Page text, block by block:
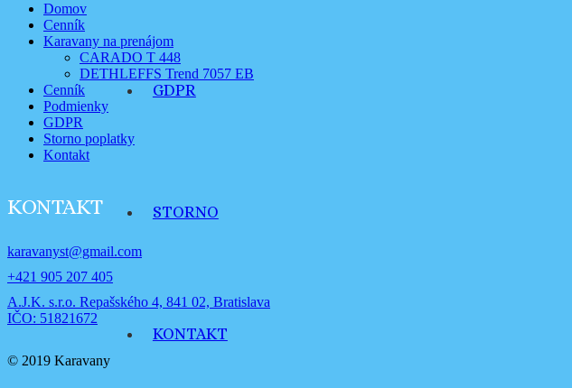
GDPR
STORNO
KONTAKT
Domov
Cenník
Karavany na prenájom
CARADO T 448
DETHLEFFS Trend 7057 EB
Cenník
Podmienky
GDPR
Storno poplatky
Kontakt
KONTAKT
karavanyst@gmail.com
+421 905 207 405
A.J.K. s.r.o. Repašského 4, 841 02, Bratislava
IČO: 51821672
© 2019 Karavany